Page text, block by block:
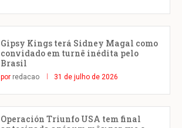
Gipsy Kings terá Sidney Magal como
convidado em turnê inédita pelo
Brasil
por redacao 31 de julho de 2026
Operación Triunfo USA tem final